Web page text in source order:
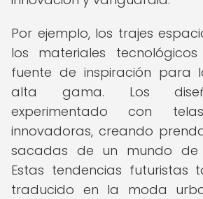
Por ejemplo, los trajes
los materiales
fuente de inspiración para
alta gama. Los
experimentado con
innovadoras, creando
sacadas de un mundo de
Estas tendencias futuristas
traducido en la moda